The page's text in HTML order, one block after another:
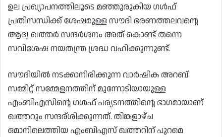
ഉല പ്രഖ്യാപനത്തിലൂടെ മഞ്ഞുരുകിയ ഗൾഫ്
പ്രതിസന്ധിക്ക് ശേഷമുള്ള സൗദി ഭരണത്തലവന്റെ
ആദ്യ ഖത്തർ സന്ദർശനം അത് കൊണ്ട് തന്നെ
സവിശേഷ നയതന്ത്ര ശ്രദ്ധ വഹിക്കുന്നുണ്ട്.
സൗദിയിൽ നടക്കാനിരിക്കുന്ന വാർഷിക അറബ്
സമ്മിറ്റ് സമ്മേളനത്തിന് മുന്നോടിയായുള്ള
എംബിഎസിന്റെ ഗൾഫ് പര്യടനത്തിന്റെ ഭാഗമായാണ്
ഖത്തറും സന്ദര്ശിക്കുന്നത്. തിങ്കളാഴ്ച
ഒമാനിലെത്തിയ എംബിഎസ് ഖത്തറിന് പുറമെ